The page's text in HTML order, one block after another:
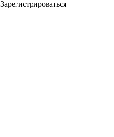
Зарегистрироваться